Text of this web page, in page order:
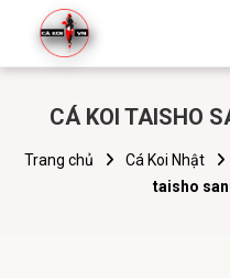
CÁ KOI TAISHO
Trang chủ Cá Koi Nhật
taisho